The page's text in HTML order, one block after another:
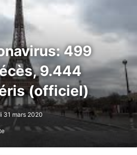
499
9.444
(officiel)
31 mars 2020